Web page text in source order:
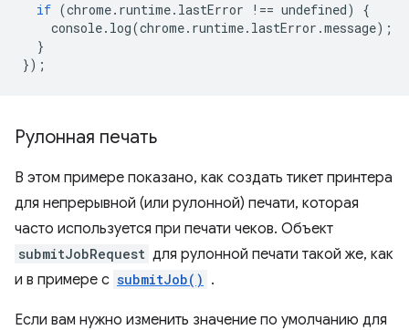
if (chrome. runtime. lastError !== undefined)
{
console. log(chrome. runtime. lastError .message);
}
});
Рулонная печать
В этом примере показано, как создать тикет принтера
для непрерывной (или рулонной) печати, которая
часто используется при печати чеков. Объект
submitJobRequest для рулонной печати такой же, как
и в примере с submitJob() .
Если вам нужно изменить значение по умолчанию для